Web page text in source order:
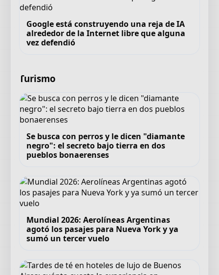
Google está construyendo una reja de IA
alrededor de la Internet libre que alguna
vez defendió
Turismo
Se busca con perros y le dicen "diamante
negro": el secreto bajo tierra en dos
pueblos bonaerenses
Mundial 2026: Aerolíneas Argentinas
agotó los pasajes para Nueva York y ya
sumó un tercer vuelo